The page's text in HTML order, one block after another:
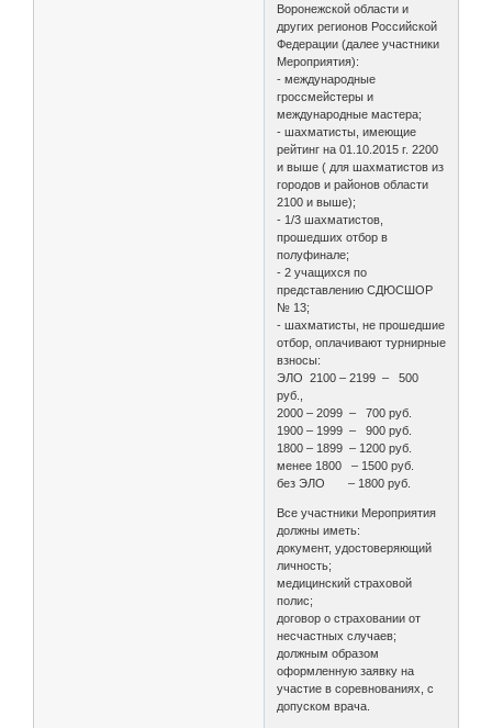
Воронежской области и
других регионов Российской
Федерации (далее участники
Мероприятия):
- международные
гроссмейстеры и
международные мастера;
- шахматисты, имеющие
рейтинг на 01.10.2015 г. 2200
и выше ( для шахматистов из
городов и районов области
2100 и выше);
- 1/3 шахматистов,
прошедших отбор в
полуфинале;
- 2 учащихся по
представлению СДЮСШОР
№ 13;
- шахматисты, не прошедшие
отбор, оплачивают турнирные
взносы:
ЭЛО 2100 – 2199 – 500
руб.,
2000 – 2099 – 700 руб.
1900 – 1999 – 900 руб.
1800 – 1899 – 1200 руб.
менее 1800 – 1500 руб.
без ЭЛО – 1800 руб.
Все участники Мероприятия
должны иметь:
документ, удостоверяющий
личность;
медицинский страховой
полис;
договор о страховании от
несчастных случаев;
должным образом
оформленную заявку на
участие в соревнованиях, с
допуском врача.